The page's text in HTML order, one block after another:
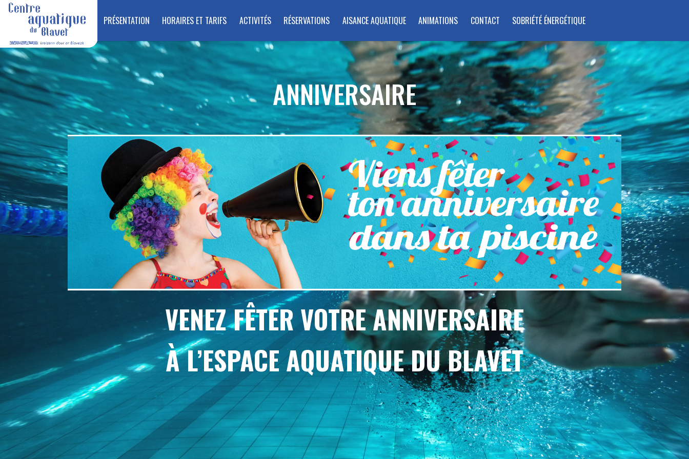
PRÉSENTATION HORAIRES ET TARIFS ACTIVITÉS RÉSERVATIONS AISANCE AQUATIQUE ANIMATIONS CONTACT SOBRIÉTÉ ÉNERGÉTIQUE
ANNIVERSAIRE
VENEZ FÊTER VOTRE ANNIVERSAIRE
À L’ESPACE AQUATIQUE DU BLAVET